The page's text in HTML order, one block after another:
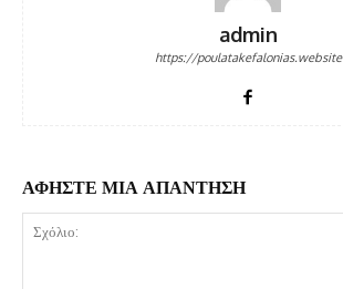
admin
https://poulatakefalonias.website
ΑΦΗΣΤΕ ΜΙΑ ΑΠΑΝΤΗΣΗ